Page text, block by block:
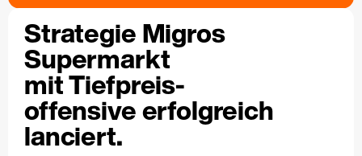
Strategie Migros
Supermarkt
mit Tiefpreis-
offensive erfolgreich
lanciert.